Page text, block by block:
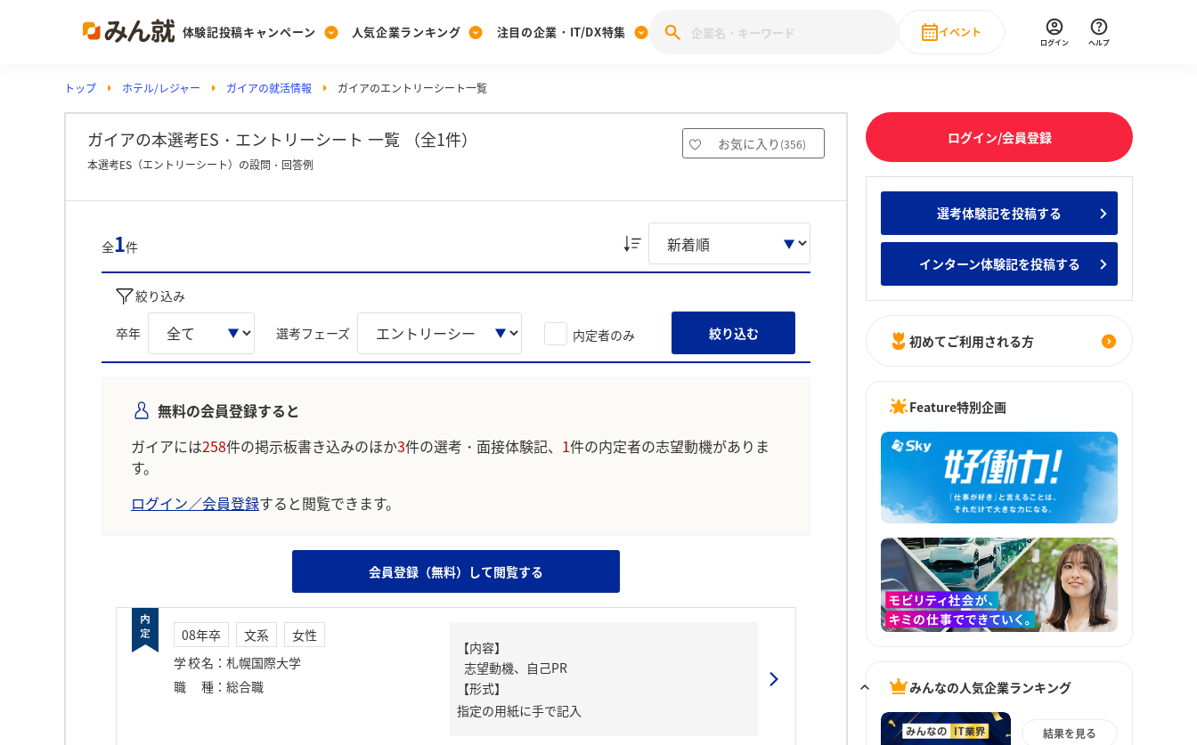
体験記投稿キャンペーン
Post
投稿する
[27卒] 本選考体験記投稿キャンペーン
人気企業ランキング
Ranking
ランキングを見る
Vote みんなの新卒就職人気企業ランキング みんなのインターン人気企業ランキ
注目の企業・IT/DX特集
PickUp
注目の企業特集
28卒 IT・DX現場社員インタビュー
イベント
直近のイベント一覧
ログイン ヘルプ
トップ ホテル/レジャー ガイアの就活情報 ガイアのエントリーシート一覧
ガイアの本選考ES・エントリーシート 一覧 （全1件） お気に入り (356)
本選考ES（エントリーシート）の設問・回答例
全1件
絞り込み
卒年 選考フェーズ 内定者のみ 絞り込む
無料の会員登録すると
ガイアには258件の掲示板書き込みのほか3件の選考・面接体験記、 1件の内定者の志望動機がありま
す。
ログイン／会員登録すると閲覧できます。
会員登録（無料）して閲覧する
08年卒 文系
女性
学校名 ： 札幌国際大学
職種 ： 総合職
【内容】
志望動機、自己PR
【形式】
指定の用紙に手で記入
ログイン/会員登録
選考体験記を投稿する
インターン体験記を投稿する
初めてご利用される方
Feature特別企画
みんなの人気企業ランキング
結果を見る